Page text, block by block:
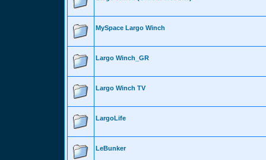
MySpace Largo Winch
Largo Winch_GR
Largo Winch TV
LargoLife
LeBunker